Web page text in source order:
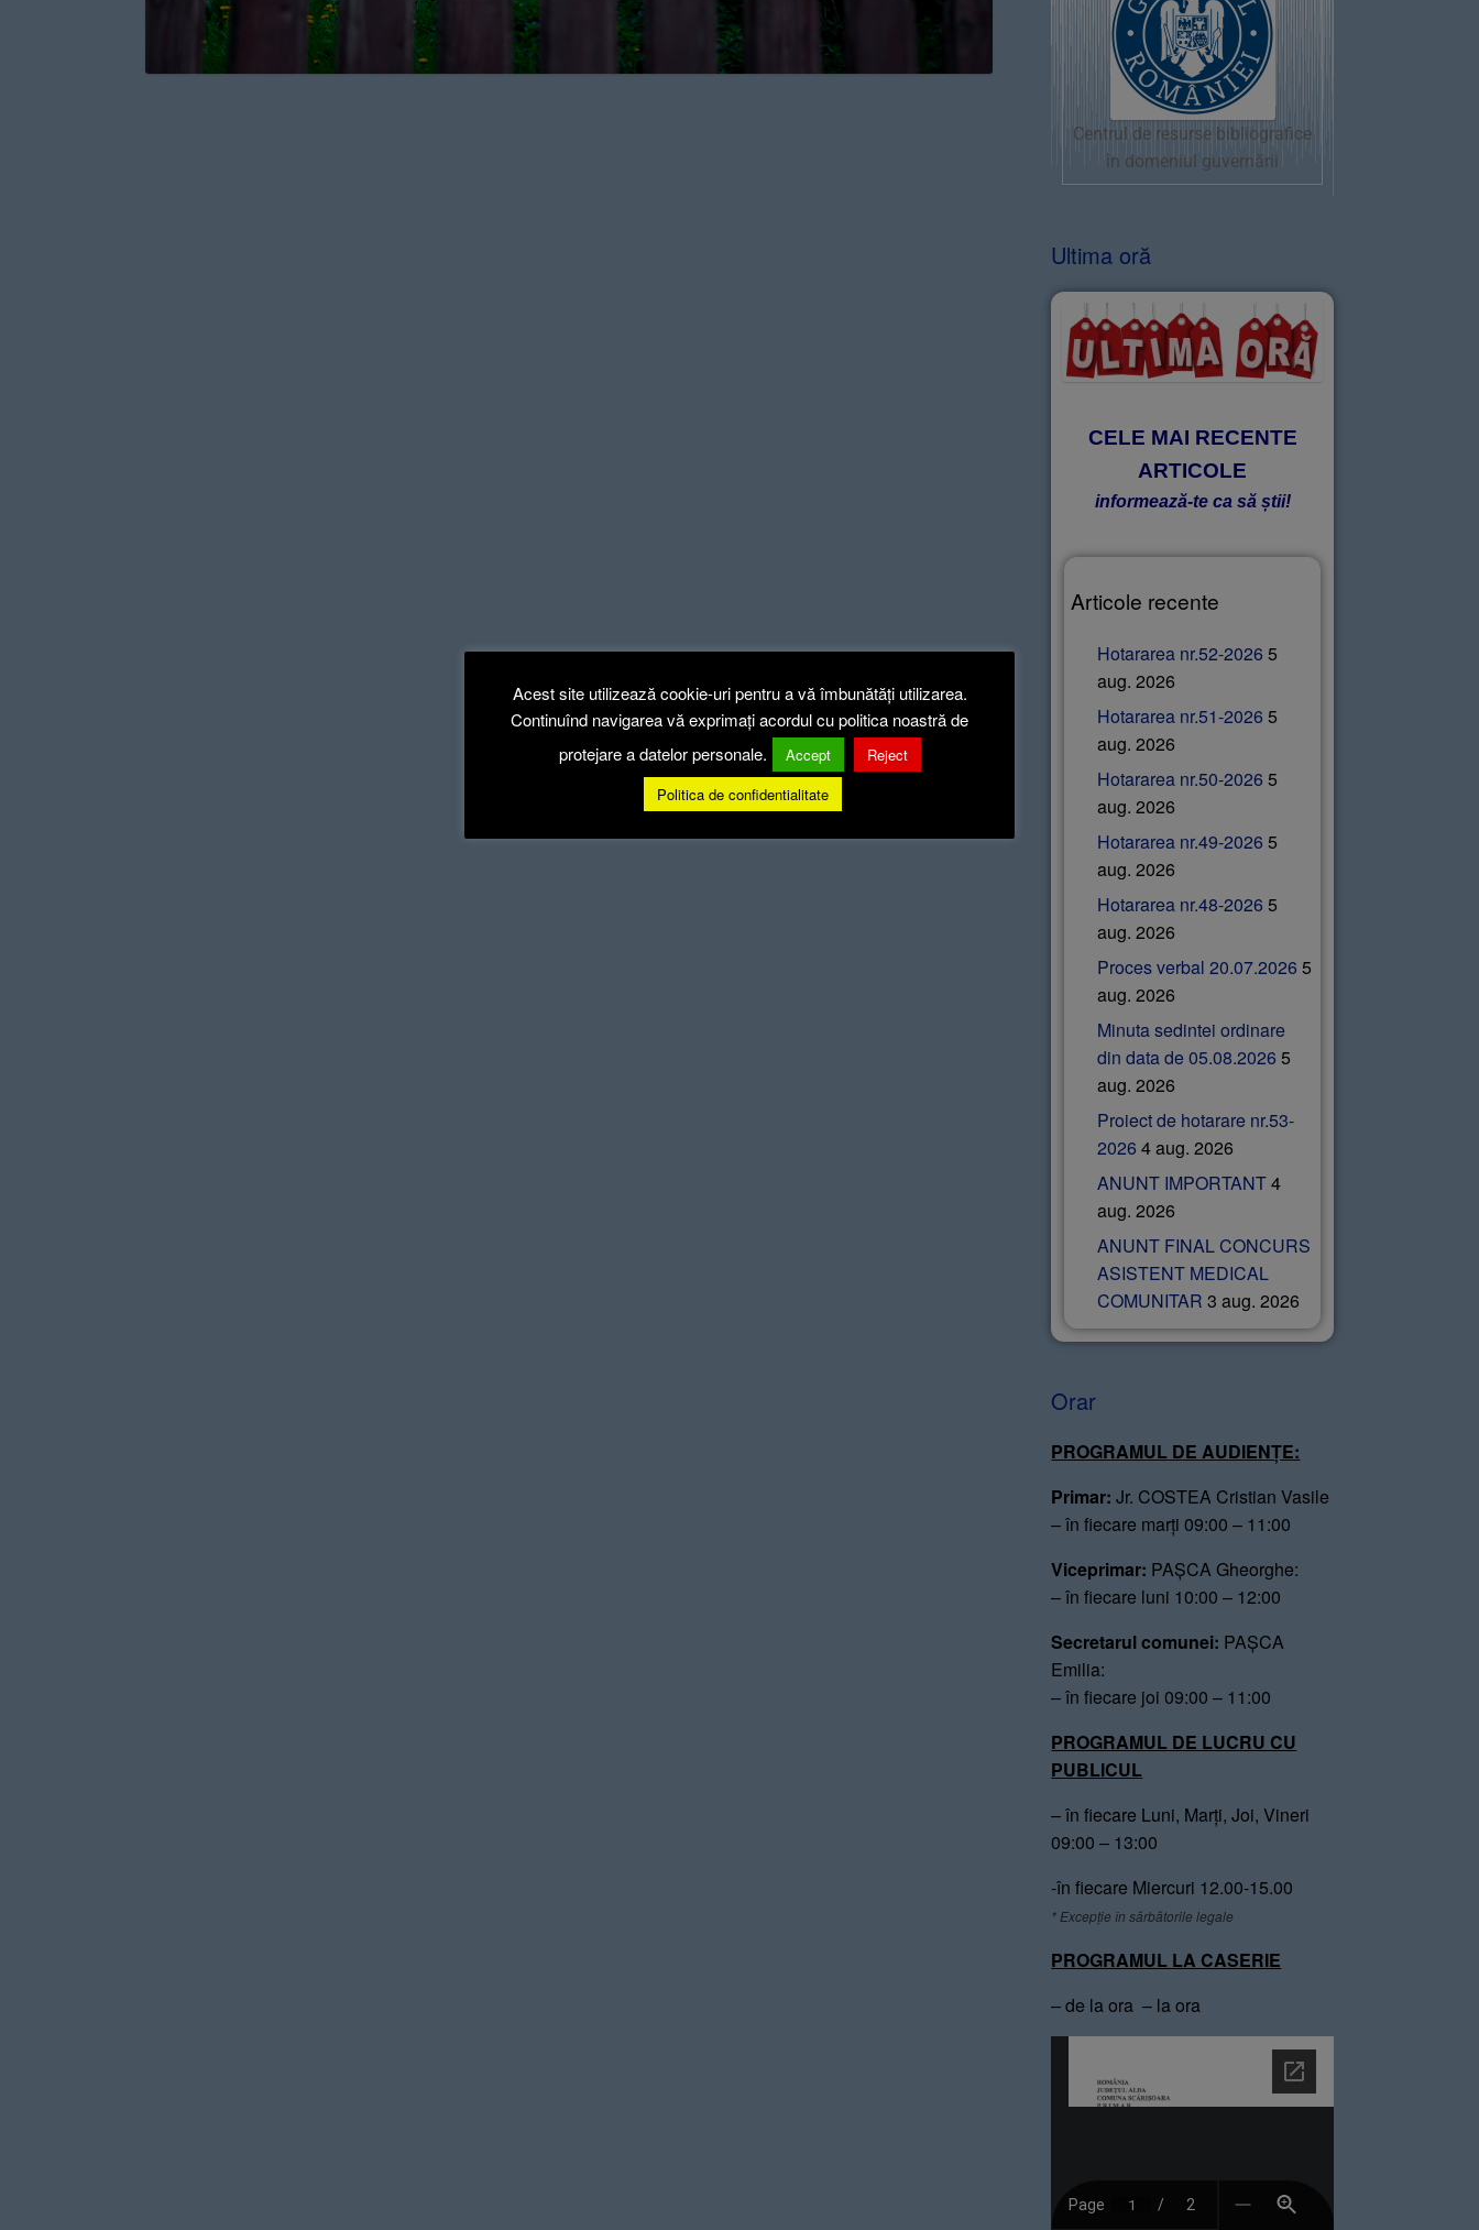
Centrul de resurse bibliografice
în domeniul guvernării
Ultima oră
CELE MAI RECENTE
ARTICOLE
informează-te ca să știi!
Articole recente
Hotararea nr.52-2026 5
aug. 2026
Hotararea nr.51-2026 5
aug. 2026
Hotararea nr.50-2026 5
aug. 2026
Hotararea nr.49-2026 5
aug. 2026
Hotararea nr.48-2026 5
aug. 2026
Proces verbal 20.07.2026 5
aug. 2026
Minuta sedintei ordinare
din data de 05.08.2026 5
aug. 2026
Proiect de hotarare nr.53-
2026 4 aug. 2026
ANUNT IMPORTANT4
aug. 2026
ANUNT FINAL CONCURS
ASISTENT MEDICAL
COMUNITAR 3 aug. 2026
Orar
PROGRAMUL DE AUDIENȚE:
Primar:Jr. COSTEA Cristian Vasile
– în fiecare marți 09:00 – 11:00
Viceprimar: PAȘCA Gheorghe:
– în fiecare luni 10:00 – 12:00
Secretarul comunei: PAȘCA
Emilia:
– în fiecare joi 09:00 – 11:00
PROGRAMUL DE LUCRU CU
PUBLICUL
– în fiecare Luni, Marți, Joi, Vineri
09:00 – 13:00
-în fiecare Miercuri 12.00-15.00
* Excepție în sărbătorile legale
PROGRAMUL LA CASERIE
– de la ora – la ora
Acest site utilizează cookie-uri pentru a vă îmbunătăți utilizarea.
Continuînd navigarea vă exprimați acordul cu politica noastră de
protejare a datelor personale.
Accept
Reject
Politica de confidentialitate